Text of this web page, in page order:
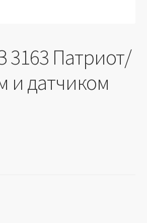
3163 Патриот/
и датчиком